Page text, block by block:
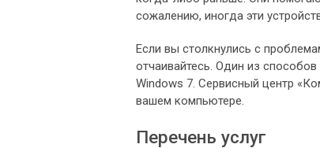
сожалению, иногда эти
Если вы столкнулись с
отчаивайтесь. Один из
Windows 7. Сервисный центр
вашем компьютере.
Перечень услуг